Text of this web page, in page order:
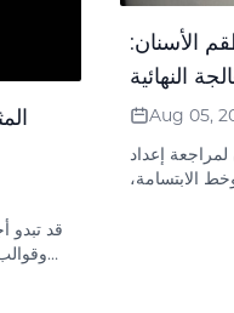
قد تبدو
الأسنان:
النهائية
Aug 05,
إعداد
الابتسامة،